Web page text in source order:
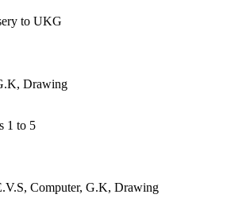
Drawing
Computer, G.K, Drawing